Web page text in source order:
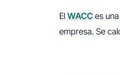
El WACC es
empresa. Se